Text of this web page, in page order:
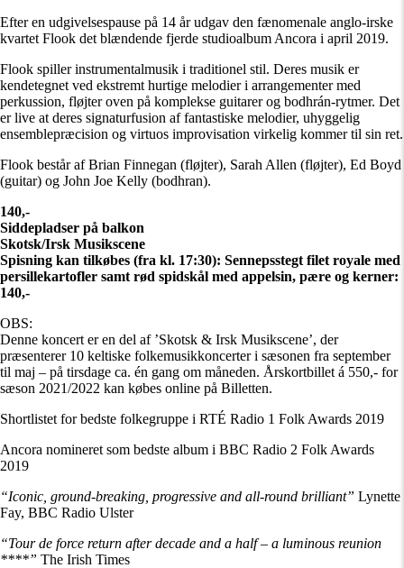
Efter en udgivelsespause på 14 år udgav den fænomenale anglo-irske
kvartet Flook det blændende fjerde studioalbum Ancora i april 2019.
Flook spiller instrumentalmusik i traditionel stil. Deres musik er
kendetegnet ved ekstremt hurtige melodier i arrangementer med
perkussion, fløjter oven på komplekse guitarer og bodhrán-rytmer. Det
er live at deres signaturfusion af fantastiske melodier, uhyggelig
ensemblepræcision og virtuos improvisation virkelig kommer til sin ret.
Flook består af Brian Finnegan (fløjter), Sarah Allen (fløjter), Ed Boyd
(guitar) og John Joe Kelly (bodhran).
140,-
Siddepladser på balkon
Skotsk/Irsk Musikscene
Spisning kan tilkøbes (fra kl. 17:30): Sennepsstegt filet royale med
persillekartofler samt rød spidskål med appelsin, pære og kerner:
140,-
OBS:
Denne koncert er en del af ’Skotsk & Irsk Musikscene’, der
præsenterer 10 keltiske folkemusikkoncerter i sæsonen fra september
til maj – på tirsdage ca. én gang om måneden. Årskortbillet á 550,- for
sæson 2021/2022 kan købes online på Billetten.
Shortlistet for bedste folkegruppe i RTÉ Radio 1 Folk Awards 2019
Ancora nomineret som bedste album i BBC Radio 2 Folk Awards
2019
“Iconic, ground-breaking, progressive and all-round brilliant” Lynette
Fay, BBC Radio Ulster
“Tour de force return after decade and a half – a luminous reunion
****” The Irish Times